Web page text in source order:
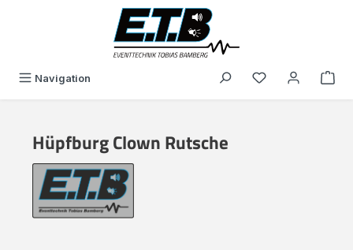
Navigation Du hast 0
Hüpfburg Clown Rutsche